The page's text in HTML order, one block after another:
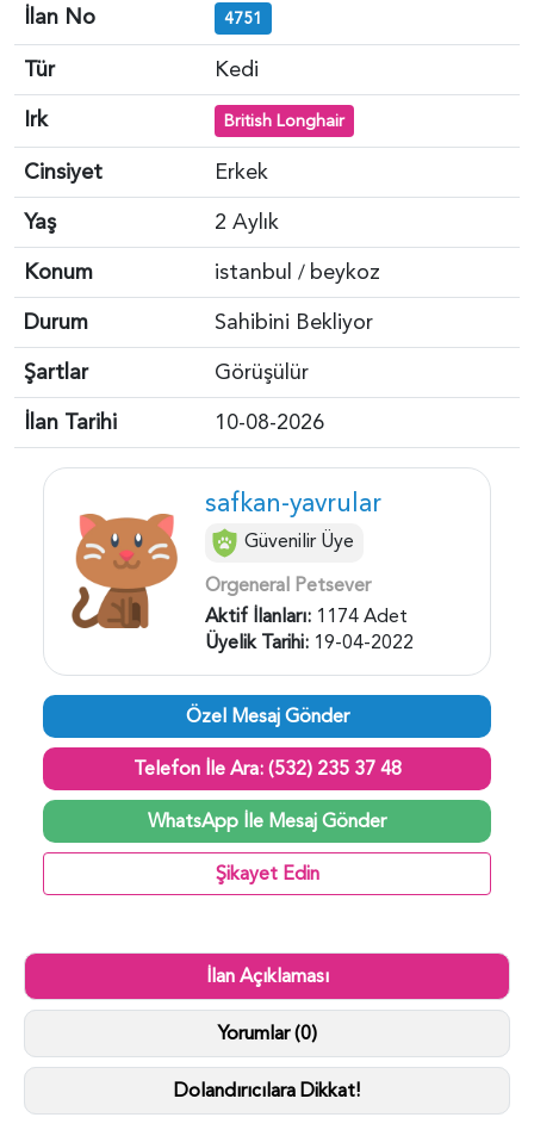
İlan No 4751
Tür
Kedi
Irk
British Longhair
Cinsiyet
Erkek
Yaş
2 Aylık
Konum
istanbul / beykoz
Durum
Sahibini Bekliyor
Şartlar
Görüşülür
İlan Tarihi
10-08-2026
safkan-yavrular
Güvenilir Üye
Orgeneral Petsever
Aktif İlanları: 1174 Adet
Üyelik Tarihi: 19-04-2022
Özel Mesaj Gönder
Telefon İle Ara: (532) 235 37 48
WhatsApp İle Mesaj Gönder
Şikayet Edin
İlan Açıklaması
Yorumlar (0)
Dolandırıcılara Dikkat!